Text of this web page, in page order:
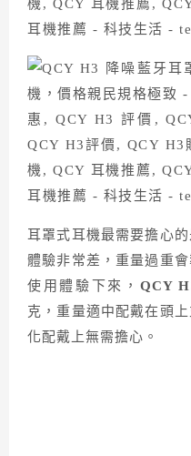
耳罩式耳機最需要擔心
體驗非常差，重量過重
使用體驗下來， QCY
克，重量適中配戴在頭
化配戴上無需擔心。